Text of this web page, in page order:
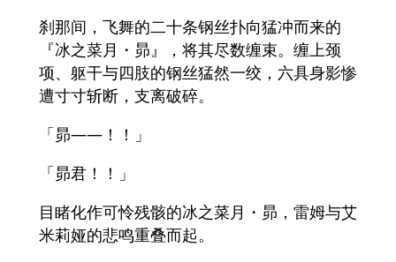
刹那间，飞舞的二十条钢丝扑向猛冲而来的
『冰之菜月・昴』，将其尽数缠束。缠上颈
项、躯干与四肢的钢丝猛然一绞，六具身影惨
遭寸寸斩断，支离破碎。
「昴——！！」
「昴君！！」
目睹化作可怜残骸的冰之菜月・昴，雷姆与艾
米莉娅的悲鸣重叠而起。